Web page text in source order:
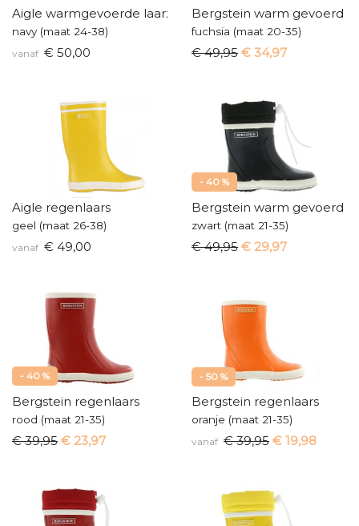
Aigle warmgevoerde laarzen
navy (maat 24-38)
vanaf € 50,00
Bergstein warm gevoerd
fuchsia (maat 20-35)
€ 49,95 € 34,97
Aigle regenlaars
geel (maat 26-38)
vanaf € 49,00
- 40 %
Bergstein warm gevoerd
zwart (maat 21-35)
€ 49,95 € 29,97
- 40 %
Bergstein regenlaars
rood (maat 21-35)
€ 39,95 € 23,97
- 50 %
Bergstein regenlaars
oranje (maat 21-35)
vanaf € 39,95 € 19,98